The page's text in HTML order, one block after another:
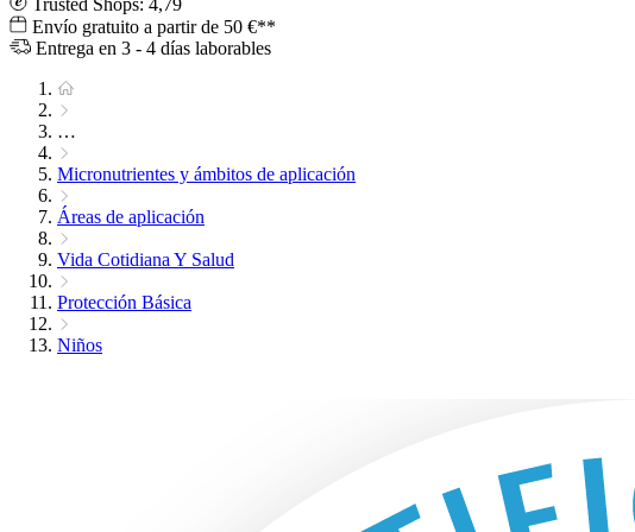
Trusted Shops: 4,79
Envío gratuito a partir de 50 €**
Entrega en 3 - 4 días laborables
…
Micronutrientes y ámbitos de aplicación
Áreas de aplicación
Vida Cotidiana Y Salud
Protección Básica
Niños